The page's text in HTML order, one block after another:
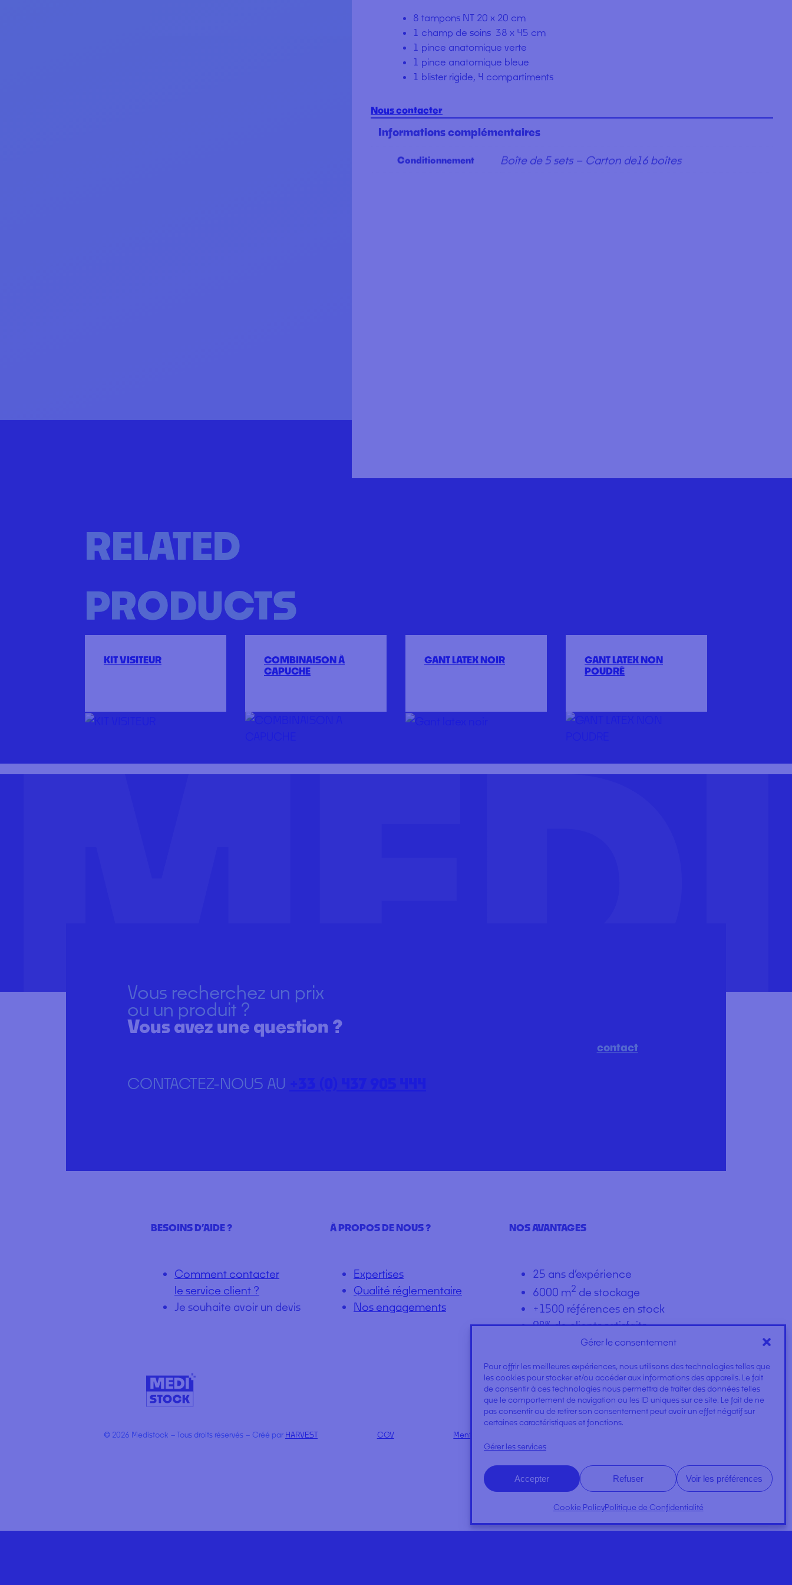
Gérer le consentement
Pour offrir les meilleures expériences, nous utilisons des technologies telles que
les cookies pour stocker et/ou accéder aux informations des appareils. Le fait
de consentir à ces technologies nous permettra de traiter des données telles
que le comportement de navigation ou les ID uniques sur ce site. Le fait de ne
pas consentir ou de retirer son consentement peut avoir un effet négatif sur
certaines caractéristiques et fonctions.
Gérer les services
Accepter Refuser Voir les préférences
Cookie PolicyPolitique de Confidentialité
8 tampons NT 20 x 20 cm
1 champ de soins 38 x 45 cm
1 pince anatomique verte
1 pince anatomique bleue
1 blister rigide, 4 compartiments
Nous contacter
Informations complémentaires
Conditionnement Boîte de 5 sets – Carton de16 boîtes
RELATED
PRODUCTS
KIT VISITEUR
COMBINAISON À
CAPUCHE
GANT LATEX NOIR
GANT LATEX NON
POUDRÉ
Vous recherchez un prix
ou un produit ?
Vous avez une question ?
CONTACTEZ-NOUS AU
contact
BESOINS D’AIDE ?
Comment contacter
le service client ?
Je souhaite avoir un devis
À PROPOS DE NOUS ?
Expertises
Qualité réglementaire
Nos engagements
NOS AVANTAGES
25 ans d’expérience
6000 m2 de stockage
+1500 références en stock
98% de clients satisfaits
© 2026 Medistock – Tous droits réservés – Créé par HARVEST CGV Mentions légales